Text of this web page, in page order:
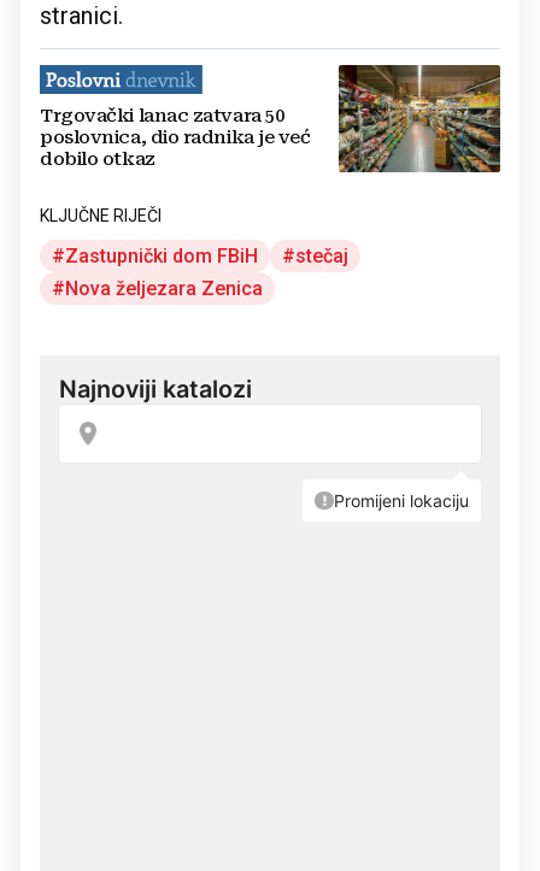
stranici.
Trgovački lanac zatvara 50
poslovnica, dio radnika je već
dobilo otkaz
KLJUČNE RIJEČI
Zastupnički dom FBiH
stečaj
Nova željezara Zenica